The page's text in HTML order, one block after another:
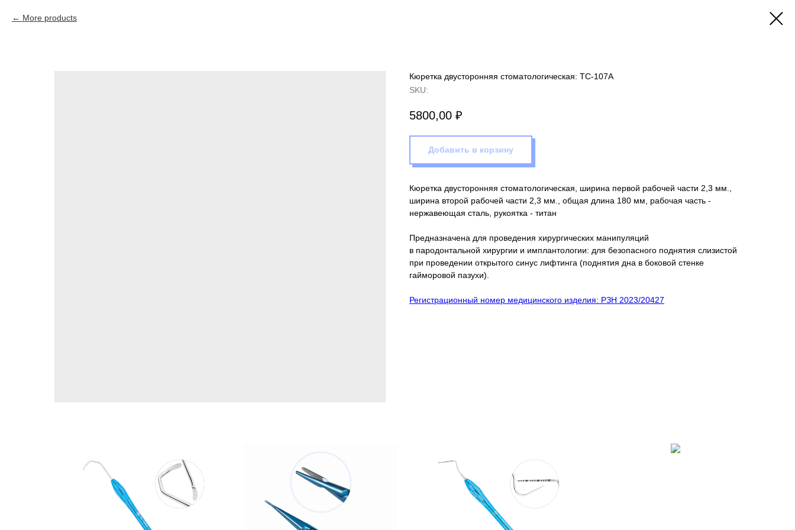
More products
Кюретка двусторонняя стоматологическая: TC-107A
SKU:
5800,00 ₽
Добавить в корзину
Кюретка двусторонняя стоматологическая, ширина первой рабочей части 2,3 мм.,
ширина второй рабочей части 2,3 мм., общая длина 180 мм, рабочая часть -
нержавеющая сталь, рукоятка - титан
Предназначена для проведения хирургических манипуляций
в пародонтальной хирургии и имплантологии: для безопасного поднятия слизистой
при проведении открытого синус лифтинга (поднятия дна в боковой стенке
гайморовой пазухи).
Регистрационный номер медицинского изделия: РЗН 2023/20427